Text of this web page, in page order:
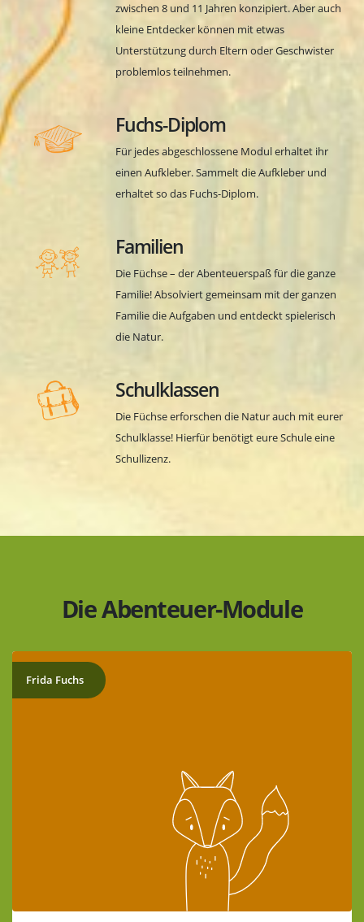
zwischen 8 und 11 Jahren konzipiert. Aber auch
kleine Entdecker können mit etwas
Unterstützung durch Eltern oder Geschwister
problemlos teilnehmen.
Fuchs-Diplom
Für jedes abgeschlossene Modul erhaltet ihr
einen Aufkleber. Sammelt die Aufkleber und
erhaltet so das Fuchs-Diplom.
Familien
Die Füchse – der Abenteuerspaß für die ganze
Familie! Absolviert gemeinsam mit der ganzen
Familie die Aufgaben und entdeckt spielerisch
die Natur.
Schulklassen
Die Füchse erforschen die Natur auch mit eurer
Schulklasse! Hierfür benötigt eure Schule eine
Schullizenz.
Die Abenteuer-Module
Frida Fuchs